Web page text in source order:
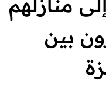
بين